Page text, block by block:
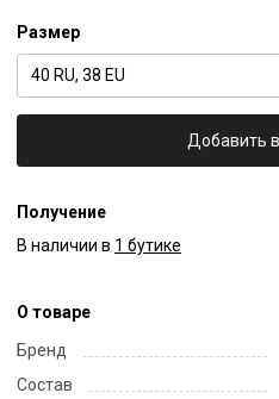
Размер
40 RU, 38 EU
Добавить
Получение
В наличии в 1 бутике
О товаре
Бренд
Состав